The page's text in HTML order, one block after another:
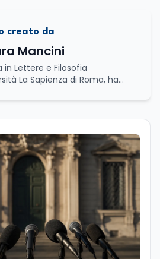
creato da
Mancini
in Lettere e Filosofia
La Sapienza di Roma, ha
Internazionali e una laurea
formazione umanistica ha
a sviluppare il suo interesse
l’analisi dei testi e la
competenze che oggi
lavoro giornalistico e nella
di contenuti. Il suo percorso
è concentrato sulle dinamiche
sui processi migratori e sul
società e religioni, con
attenzione alla